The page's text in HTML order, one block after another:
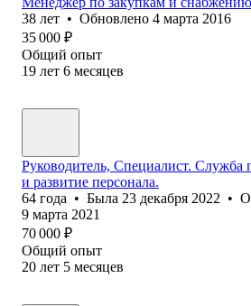
38 лет • Обновлено 4 марта 2016
35 000 ₽
Общий опыт
19 лет 6 месяцев
Руководитель, Специалист. Cлужба
и развитие персонала.
64 года • Была 23 декабря 2022 •
9 марта 2021
70 000 ₽
Общий опыт
20 лет 5 месяцев